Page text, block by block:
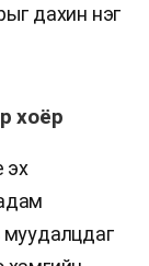
дахин нэг
хоёр
эх
муудалцдаг